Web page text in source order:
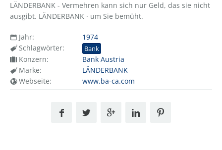
LÄNDERBANK - Vermehren kann sich nur Geld, das sie nicht
ausgibt. LÄNDERBANK · um Sie bemüht.
Jahr:
1974
Schlagwörter:
Bank
Konzern:
Bank Austria
Marke:
LÄNDERBANK
Webseite:
www.ba-ca.com